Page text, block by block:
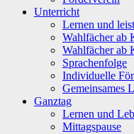
Unterricht
Lernen und
Wahlfächer ab
Wahlfächer ab
Sprachenfolge
Individuelle
Gemeinsames
Ganztag
Lernen und
Mittagspause